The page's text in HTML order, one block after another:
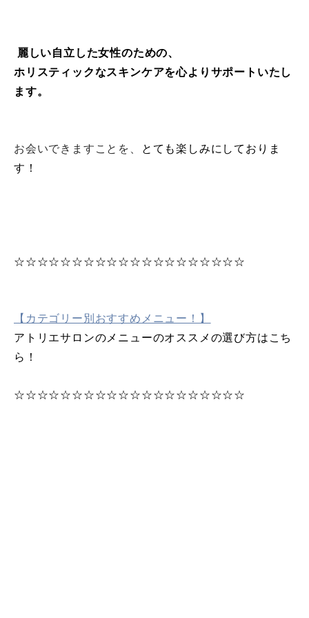
麗しい自立した女性のための、
ホリスティックなスキンケアを心よりサポートいたし
ます。
お会いできますことを、
とても楽しみにしておりま
す！
☆☆☆☆☆☆☆☆☆☆☆☆☆☆☆☆☆☆☆☆
【カテゴリー別おすすめメニュー！】
アトリエサロンのメニューのオススメの選び方はこち
ら！
☆☆☆☆☆☆☆☆☆☆☆☆☆☆☆☆☆☆☆☆